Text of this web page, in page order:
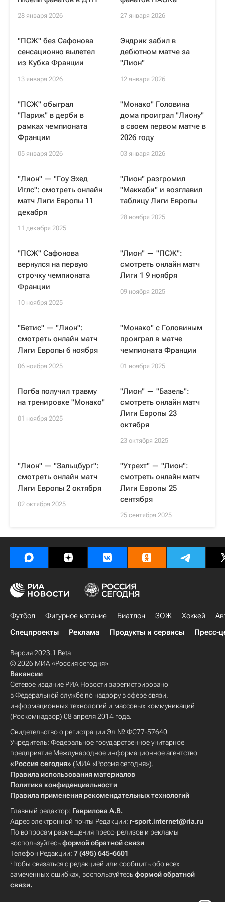
28 января 2026 27 января 2026
"ПСЖ" без Сафонова
сенсационно вылетел
из Кубка Франции
13 января 2026
Эндрик забил в
дебютном матче за
"Лион"
12 января 2026
"ПСЖ" обыграл
"Париж" в дерби в
рамках чемпионата
Франции
05 января 2026
"Монако" Головина
дома проиграл "Лиону"
в своем первом матче в
2026 году
03 января 2026
"Лион" — "Гоу Эхед
Иглс": смотреть онлайн
матч Лиги Европы 11
декабря
11 декабря 2025
"Лион" разгромил
"Маккаби" и возглавил
таблицу Лиги Европы
28 ноября 2025
"ПСЖ" Сафонова
вернулся на первую
строчку чемпионата
Франции
10 ноября 2025
"Лион" — "ПСЖ":
смотреть онлайн матч
Лиги 1 9 ноября
09 ноября 2025
"Бетис" — "Лион":
смотреть онлайн матч
Лиги Европы 6 ноября
06 ноября 2025
"Монако" с Головиным
проиграл в матче
чемпионата Франции
01 ноября 2025
Погба получил травму
на тренировке "Монако"
01 ноября 2025
"Лион" — "Базель":
смотреть онлайн матч
Лиги Европы 23
октября
23 октября 2025
"Лион" — "Зальцбург":
смотреть онлайн матч
Лиги Европы 2 октября
02 октября 2025
"Утрехт" — "Лион":
смотреть онлайн матч
Лиги Европы 25
сентября
25 сентября 2025
Футбол Фигурное катание Биатлон ЗОЖ Хоккей
Спецпроекты
Реклама Продукты и сервисы Пресс-
Версия 2023.1 Beta
© 2026 МИА «Россия сегодня»
Вакансии
Сетевое издание РИА Новости зарегистрировано
в Федеральной службе по надзору в сфере связи,
информационных технологий и массовых коммуникаций
(Роскомнадзор) 08 апреля 2014 года.
Свидетельство о регистрации Эл № ФС77-57640
Учредитель: Федеральное государственное унитарное
предприятие Международное информационное агентство
«Россия сегодня» (МИА «Россия сегодня»).
Правила использования материалов
Политика конфиденциальности
Правила применения рекомендательных технологий
Главный редактор: Гаврилова А.В.
Адрес электронной почты Редакции: r-sport.internet@ria.ru
По вопросам размещения пресс-релизов и рекламы
воспользуйтесьформой обратной связи
Телефон Редакции: 7 (495) 645-6601
Чтобы связаться с редакцией или сообщить обо всех
замеченных ошибках, воспользуйтесьформой обратной
связи.